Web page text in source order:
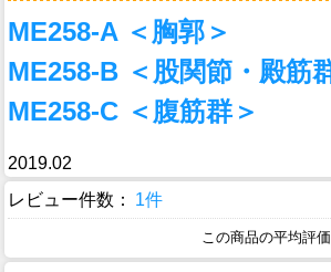
ME258-A ＜胸郭＞
ME258-B ＜股関節・殿筋
ME258-C ＜腹筋群＞
2019.02
レビュー件数：
1件
この商品の平均評価